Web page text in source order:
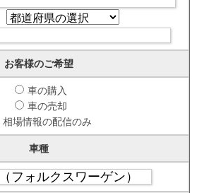
お客様のご希望
車の購入
車の売却
相場情報の配信のみ
車種